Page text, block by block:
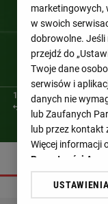
10'
marketingowych,
w swoich
dobrowolne. Jeśli
przejdź do
Twoje dane
serwisów i
danych nie
lub Zaufanych
lub przez
Więcej informacji
Prywatności
Klikając